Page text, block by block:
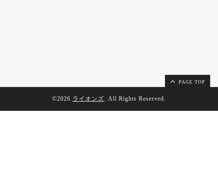
PAGE TOP
©2026 ライオンズ. All Rights Reserved.